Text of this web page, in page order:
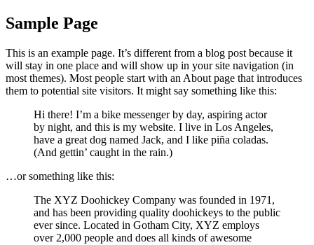
Sample Page
This is an example page. It’s different from a blog post because it
will stay in one place and will show up in your site navigation (in
most themes). Most people start with an About page that introduces
them to potential site visitors. It might say something like this:
Hi there! I’m a bike messenger by day, aspiring actor
by night, and this is my website. I live in Los Angeles,
have a great dog named Jack, and I like piña coladas.
(And gettin’ caught in the rain.)
…or something like this:
The XYZ Doohickey Company was founded in 1971,
and has been providing quality doohickeys to the public
ever since. Located in Gotham City, XYZ employs
over 2,000 people and does all kinds of awesome